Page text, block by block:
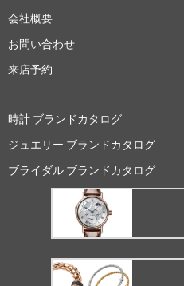
会社概要
お問い合わせ
来店予約
時計 ブランドカタログ
ジュエリー ブランドカタログ
ブライダル ブランドカタログ